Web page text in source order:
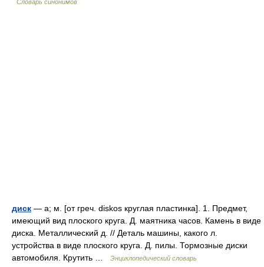
Словарь синонимов
диск — а; м. [от греч. diskos круглая пластинка]. 1. Предмет,
имеющий вид плоского круга. Д. маятника часов. Камень в виде
диска. Металлический д. // Деталь машины, какого л.
устройства в виде плоского круга. Д. пилы. Тормозные диски
автомобиля. Крутить …
Энциклопедический словарь